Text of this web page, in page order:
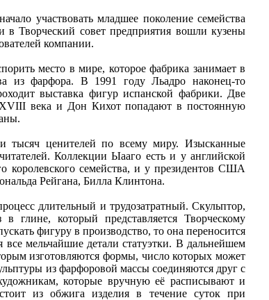
участвовать младшее поколение семейства
Творческий совет предприятия вошли кузены
компании.
место в мире, которое фабрика занимает в
из фарфора. В 1991 году Льадро наконец-то
выставка фигур испанской фабрики. Две
XVIII века и Дон Кихот попадают в постоянную
тысяч ценителей по всему миру. Изысканные
Коллекции Ыааго есть и у английской
королевского семейства, и у президентов США
Рейгана, Билла Клинтона.
длительный и трудозатратный. Скульптор,
глине, который представляется Творческому
фигуру в производство, то она переносится
все мельчайшие детали статуэтки. В дальнейшем
изготовляются формы, число которых может
из фарфоровой массы соединяются друг с
которые вручную её расписывают и
из обжига изделия в течение суток при